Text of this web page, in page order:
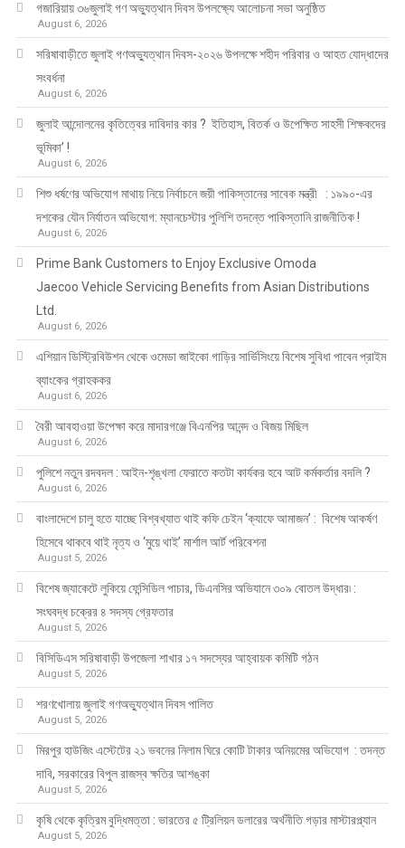
গজারিয়ায় ৩৬জুলাই গণ অভ্যুত্থান দিবস উপলক্ষ্যে আলোচনা সভা অনুষ্ঠিত
August 6, 2026
সরিষাবাড়ীতে জুলাই গণঅভ্যুত্থান দিবস-২০২৬ উপলক্ষে শহীদ পরিবার ও আহত যোদ্ধাদের
সংবর্ধনা
August 6, 2026
জুলাই আন্দোলনের কৃতিত্বের দাবিদার কার ? ইতিহাস, বিতর্ক ও উপেক্ষিত সাহসী শিক্ষকদের
ভূমিকা’ !
August 6, 2026
শিশু ধর্ষণের অভিযোগ মাথায় নিয়ে নির্বাচনে জয়ী পাকিস্তানের সাবেক মন্ত্রী : ১৯৯০-এর
দশকের যৌন নির্যাতন অভিযোগ: ম্যানচেস্টার পুলিশি তদন্তে পাকিস্তানি রাজনীতিক !
August 6, 2026
Prime Bank Customers to Enjoy Exclusive Omoda
Jaecoo Vehicle Servicing Benefits from Asian Distributions
Ltd.
August 6, 2026
এশিয়ান ডিস্ট্রিবিউশন থেকে ওমেডা জাইকো গাড়ির সার্ভিসিংয়ে বিশেষ সুবিধা পাবেন প্রাইম
ব্যাংকের গ্রাহককর
August 6, 2026
বৈরী আবহাওয়া উপেক্ষা করে মাদারগঞ্জে বিএনপির আনন্দ ও বিজয় মিছিল
August 6, 2026
পুলিশে নতুন রদবদল : আইন-শৃঙ্খলা ফেরাতে কতটা কার্যকর হবে আট কর্মকর্তার বদলি ?
August 6, 2026
​​বাংলাদেশে চালু হতে যাচ্ছে বিশ্বখ্যাত থাই কফি চেইন ‘ক্যাফে আমাজন’ : বিশেষ আকর্ষণ
হিসেবে থাকবে থাই নৃত্য ও ‘মুয়ে থাই’ মার্শাল আর্ট পরিবেশনা
August 5, 2026
বিশেষ জ্যাকেটে লুকিয়ে ফেন্সিডিল পাচার, ডিএনসির অভিযানে ৩০৯ বোতল উদ্ধার৷ :
সংঘবদ্ধ চক্রের ৪ সদস্য গ্রেফতার
August 5, 2026
বিসিডিএস সরিষাবাড়ী উপজেলা শাখার ১৭ সদস্যের আহ্বায়ক কমিটি গঠন
August 5, 2026
শরণখোলায় জুলাই গণঅভ্যুত্থান দিবস পালিত
August 5, 2026
মিরপুর হাউজিং এস্টেটের ২১ ভবনের নিলাম ঘিরে কোটি টাকার অনিয়মের অভিযোগ : তদন্ত
দাবি, সরকারের বিপুল রাজস্ব ক্ষতির আশঙ্কা
August 5, 2026
কৃষি থেকে কৃত্রিম বুদ্ধিমত্তা : ভারতের ৫ ট্রিলিয়ন ডলারের অর্থনীতি গড়ার মাস্টারপ্ল্যান
August 5, 2026